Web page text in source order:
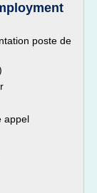
poste de
appel